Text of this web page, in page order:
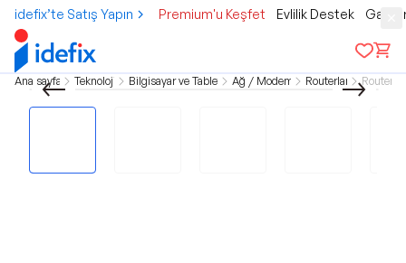
idefix’te Satış Yapın Premium'u Keşfet Evlilik Destek
Ana sayfa Teknoloji Bilgisayar ve Tablet Ağ / Modem Routerlar Router